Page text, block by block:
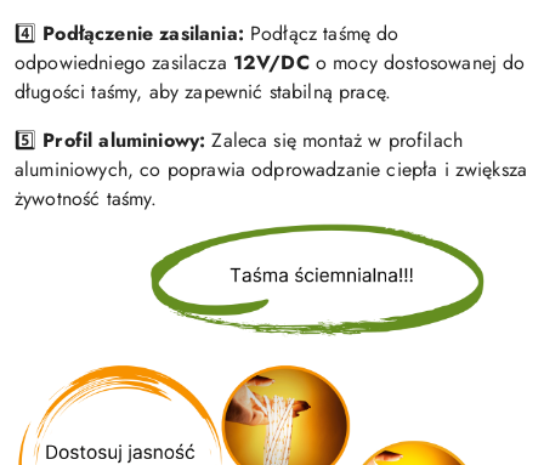
4️⃣ Podłączenie zasilania: Podłącz taśmę do
odpowiedniego zasilacza 12V/DCo mocy dostosowanej do
długości taśmy, aby zapewnić stabilną pracę.
5️⃣ Profil aluminiowy: Zaleca się montaż w profilach
aluminiowych, co poprawia odprowadzanie ciepła i zwiększa
żywotność taśmy.